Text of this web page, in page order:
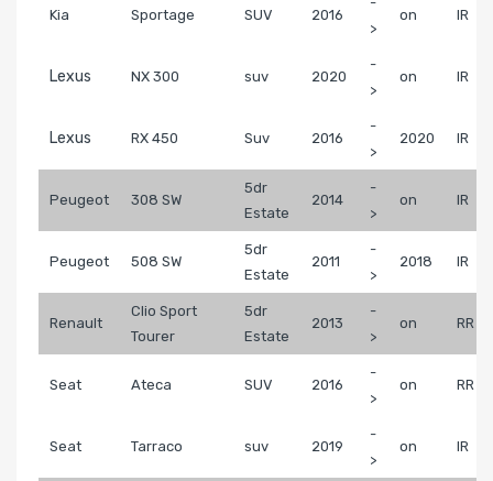
Kia Sportage SUV 2016
>
on IR
Lexus NX 300 suv 2020
-
>
on IR
Lexus RX 450 Suv 2016
-
>
2020 IR
Peugeot 308 SW
5dr
Estate
2014
-
>
on IR
Peugeot 508 SW
5dr
Estate
2011
-
>
2018 IR
Renault
Clio Sport
Tourer
5dr
Estate
2013
-
>
on RR
Seat Ateca SUV 2016
-
>
on RR
Seat Tarraco suv 2019
-
>
on IR